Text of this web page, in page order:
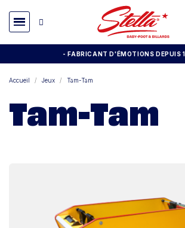
- FABRICANT D'ÉMOTIONS DEPUIS
Accueil Jeux Tam-Tam
Tam-Tam